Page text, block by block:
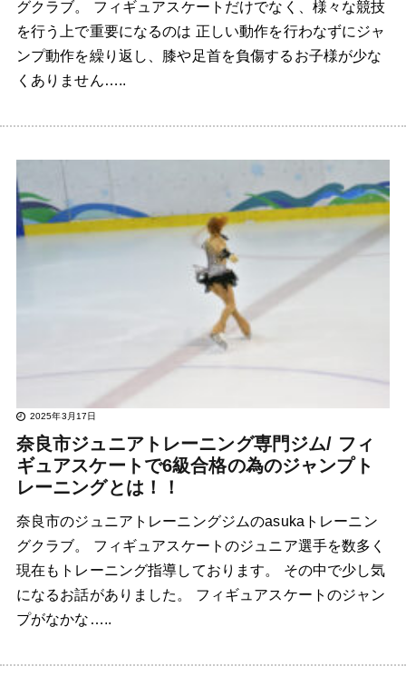
グクラブ。 フィギュアスケートだけでなく、様々な競技
を行う上で重要になるのは 正しい動作を行わなずにジャ
ンプ動作を繰り返し、膝や足首を負傷するお子様が少な
くありません…..
2025年3月17日
奈良市ジュニアトレーニング専門ジム/ フィ
ギュアスケートで6級合格の為のジャンプト
レーニングとは！！
奈良市のジュニアトレーニングジムのasukaトレーニン
グクラブ。 フィギュアスケートのジュニア選手を数多く
現在もトレーニング指導しております。 その中で少し気
になるお話がありました。 フィギュアスケートのジャン
プがなかな…..